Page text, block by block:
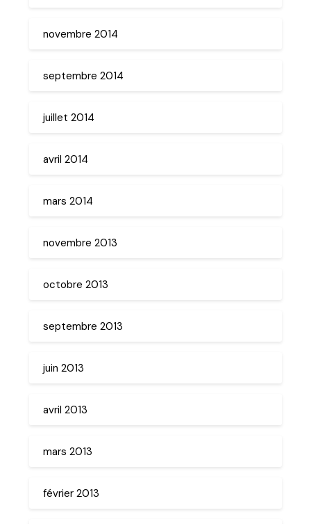
novembre 2014
septembre 2014
juillet 2014
avril 2014
mars 2014
novembre 2013
octobre 2013
septembre 2013
juin 2013
avril 2013
mars 2013
février 2013